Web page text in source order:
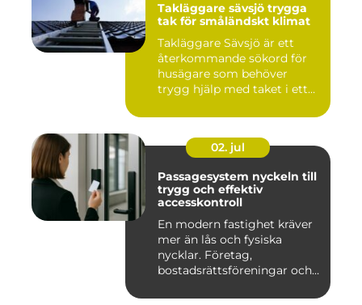
Takläggare sävsjö trygga
tak för småländskt klimat
Takläggare Sävsjö är ett
återkommande sökord för
husägare som behöver
trygg hjälp med taket i ett
02. jul
Passagesystem nyckeln till
trygg och effektiv
accesskontroll
En modern fastighet kräver
mer än lås och fysiska
nycklar. Företag,
bostadsrättsföreningar och